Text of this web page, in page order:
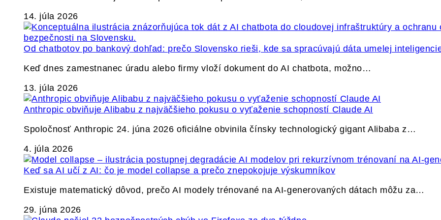
14. júla 2026
Od chatbotov po bankový dohľad: prečo Slovensko rieši, kde sa spracúvajú dáta umelej
Keď dnes zamestnanec úradu alebo firmy vloží dokument do AI chatbota, možno…
13. júla 2026
Anthropic obviňuje Alibabu z najväčšieho pokusu o vyťaženie schopností Claude AI
Spoločnosť Anthropic 24. júna 2026 oficiálne obvinila čínsky technologický gigant Alibaba z…
4. júla 2026
Keď sa AI učí z AI: čo je model collapse a prečo znepokojuje výskumníkov
Existuje matematický dôvod, prečo AI modely trénované na AI-generovaných dátach môžu za…
29. júna 2026